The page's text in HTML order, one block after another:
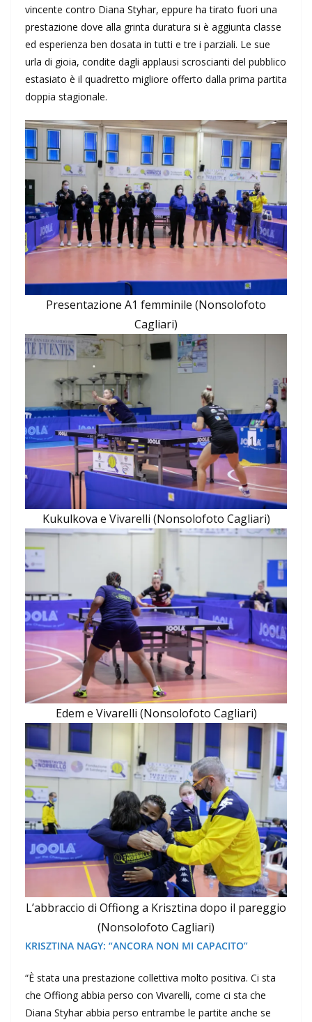
vincente contro Diana Styhar, eppure ha tirato fuori una
prestazione dove alla grinta duratura si è aggiunta classe
ed esperienza ben dosata in tutti e tre i parziali. Le sue
urla di gioia, condite dagli applausi scroscianti del pubblico
estasiato è il quadretto migliore offerto dalla prima partita
doppia stagionale.
Presentazione A1 femminile (Nonsolofoto
Cagliari)
Kukulkova e Vivarelli (Nonsolofoto Cagliari)
Edem e Vivarelli (Nonsolofoto Cagliari)
L’abbraccio di Offiong a Krisztina dopo il pareggio
(Nonsolofoto Cagliari)
KRISZTINA NAGY: “ANCORA NON MI CAPACITO”
“È stata una prestazione collettiva molto positiva. Ci sta
che Offiong abbia perso con Vivarelli, come ci sta che
Diana Styhar abbia perso entrambe le partite anche se